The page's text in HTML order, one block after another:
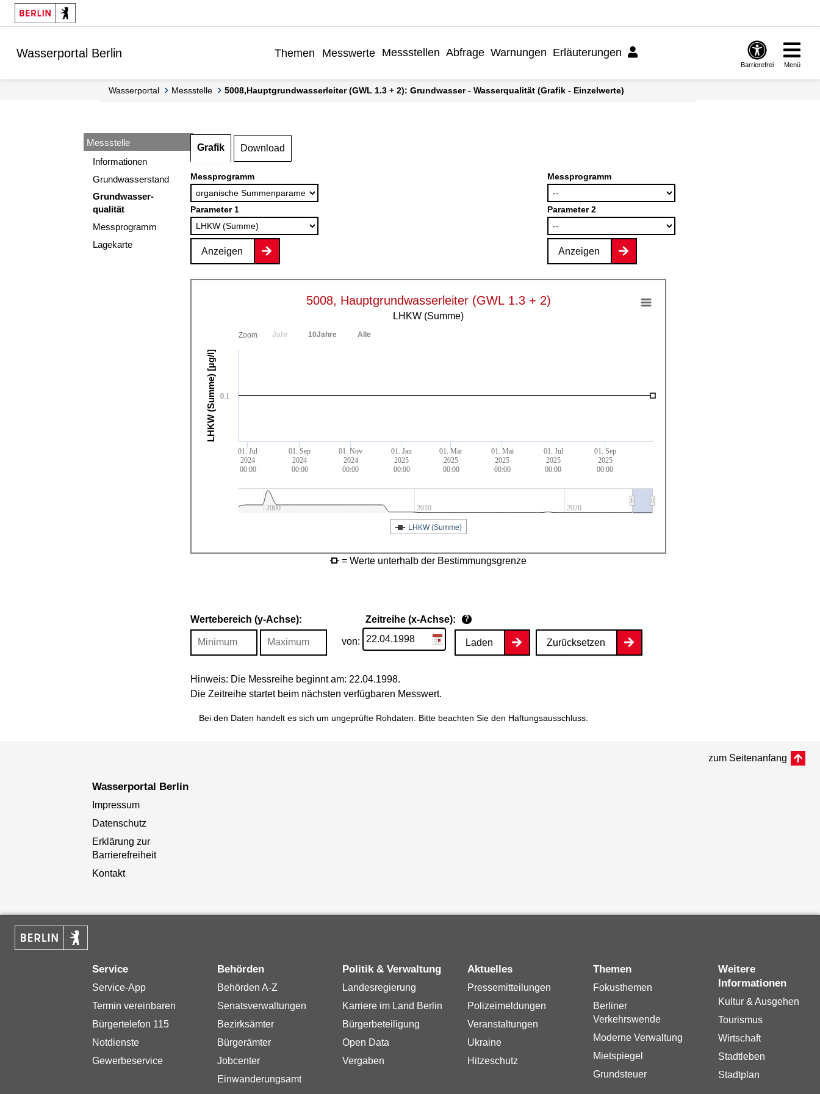
Springe zur Navigation
Springe zum Inhalt
Wasserportal Berlin Themen Messwerte Messstellen Abfrage Warnungen Erläuterungen
Barrierefrei Menü
Wasserportal Messstelle 5008,Hauptgrundwasserleiter (GWL 1.3 + 2): Grundwasser - Wasserqualität (Grafik - Einzelwerte)
Messstelle
Informationen
Grundwasserstand
Grundwasser-
qualität
Messprogramm
Lagekarte
Grafik Download
Messprogramm
Parameter 1
Anzeigen
Messprogramm
Parameter 2
Anzeigen
LHKW (Summe) [µg/l]
5008, Hauptgrundwasserleiter (GWL 1.3 + 2)
LHKW (Summe)
01. Jul
2024
00:00
01. Sep
2024
00:00
01. Nov
2024
00:00
01. Jan
2025
00:00
01. Mär
2025
00:00
01. Mai
2025
00:00
01. Jul
2025
00:00
01. Sep
2025
00:00
2000 2010 2020
0.1
Zoom Jahr 10Jahre Alle
LHKW (Summe)
= Werte unterhalb der Bestimmungsgrenze
Wertebereich (y-Achse): Zeitreihe (x-Achse): ?
von: Laden Zurücksetzen
Hinweis: Die Messreihe beginnt am: 22.04.1998.
Die Zeitreihe startet beim nächsten verfügbaren Messwert.
Bei den Daten handelt es sich um ungeprüfte Rohdaten. Bitte beachten Sie den Haftungsausschluss.
zum Seitenanfang
Wasserportal Berlin
Impressum
Datenschutz
Erklärung zur
Barrierefreiheit
Kontakt
Service
Service-App
Termin vereinbaren
Bürgertelefon 115
Notdienste
Gewerbeservice
Behörden
Behörden A-Z
Senatsverwaltungen
Bezirksämter
Bürgerämter
Jobcenter
Einwanderungsamt
Politik & Verwaltung
Landesregierung
Karriere im Land Berlin
Bürgerbeteiligung
Open Data
Vergaben
Aktuelles
Pressemitteilungen
Polizeimeldungen
Veranstaltungen
Ukraine
Hitzeschutz
Themen
Fokusthemen
Berliner
Verkehrswende
Moderne Verwaltung
Mietspiegel
Grundsteuer
Weitere
Informationen
Kultur & Ausgehen
Tourismus
Wirtschaft
Stadtleben
Stadtplan